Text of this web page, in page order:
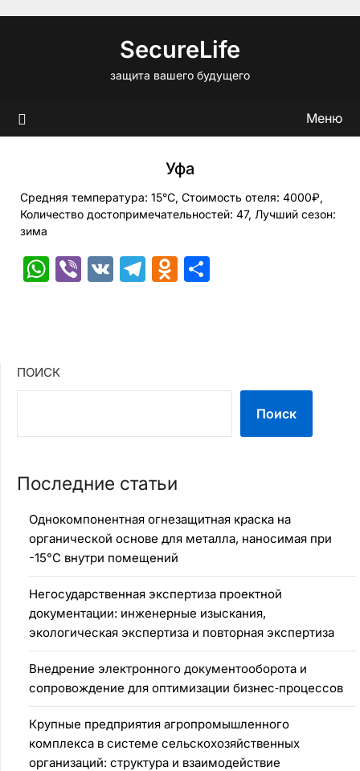
SecureLife
защита вашего будущего
Меню
Уфа
Средняя температура: 15°C, Стоимость отеля: 4000₽,
Количество достопримечательностей: 47, Лучший сезон:
зима
WhatsApp
Viber
VK Telegram
Odnoklassniki
ПОИСК
Поиск
Последние статьи
Однокомпонентная огнезащитная краска на
органической основе для металла, наносимая при
-15°C внутри помещений
Негосударственная экспертиза проектной
документации: инженерные изыскания,
экологическая экспертиза и повторная экспертиза
Внедрение электронного документооборота и
сопровождение для оптимизации бизнес‑процессов
Крупные предприятия агропромышленного
комплекса в системе сельскохозяйственных
организаций: структура и взаимодействие